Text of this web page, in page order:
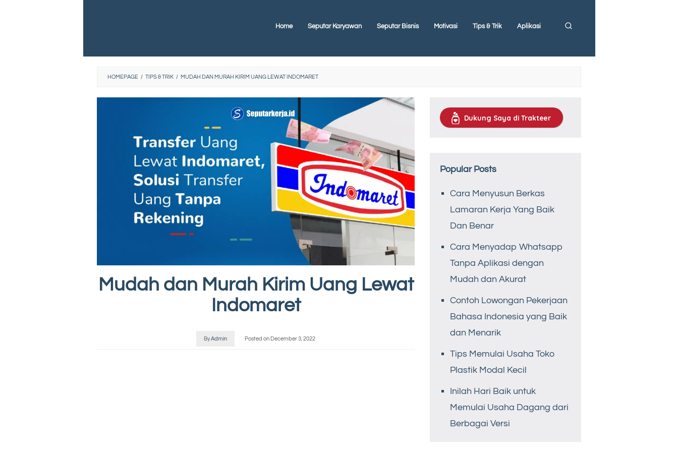
Home Seputar Karyawan Seputar Bisnis Motivasi Tips & Trik Aplikasi
HOMEPAGE / TIPS & TRIK / MUDAH DAN MURAH KIRIM UANG LEWAT INDOMARET
Mudah dan Murah Kirim Uang Lewat
Indomaret
ByAdmin Posted on December 3, 2022
Dukung Saya di Trakteer
Popular Posts
Cara Menyusun Berkas
Lamaran Kerja Yang Baik
Dan Benar
Cara Menyadap Whatsapp
Tanpa Aplikasi dengan
Mudah dan Akurat
Contoh Lowongan Pekerjaan
Bahasa Indonesia yang Baik
dan Menarik
Tips Memulai Usaha Toko
Plastik Modal Kecil
Inilah Hari Baik untuk
Memulai Usaha Dagang dari
Berbagai Versi